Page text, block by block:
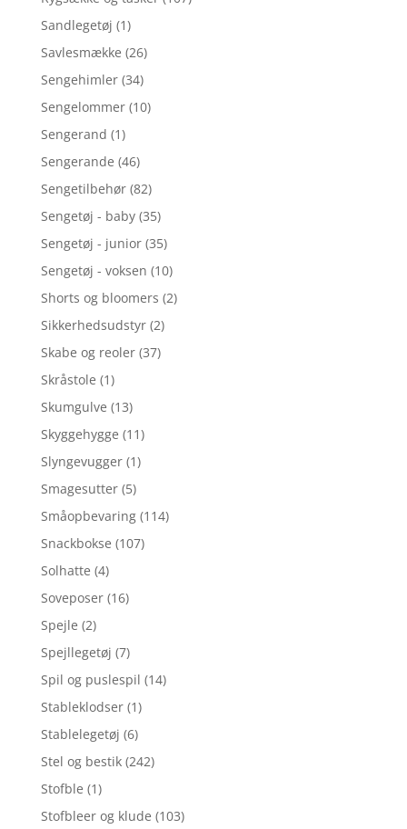
Sandlegetøj (1)
Savlesmække (26)
Sengehimler (34)
Sengelommer (10)
Sengerand (1)
Sengerande (46)
Sengetilbehør (82)
Sengetøj - baby (35)
Sengetøj - junior (35)
Sengetøj - voksen (10)
Shorts og bloomers (2)
Sikkerhedsudstyr (2)
Skabe og reoler (37)
Skråstole (1)
Skumgulve (13)
Skyggehygge (11)
Slyngevugger (1)
Smagesutter (5)
Småopbevaring (114)
Snackbokse (107)
Solhatte (4)
Soveposer (16)
Spejle (2)
Spejllegetøj (7)
Spil og puslespil (14)
Stableklodser (1)
Stablelegetøj (6)
Stel og bestik (242)
Stofble (1)
Stofbleer og klude (103)